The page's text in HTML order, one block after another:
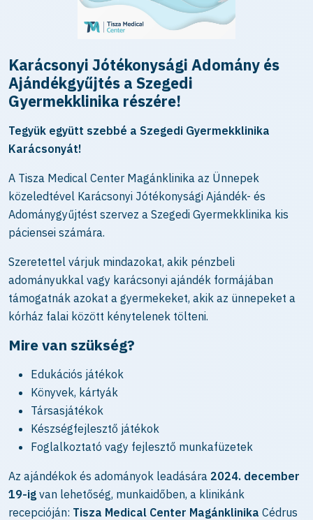
Karácsonyi Jótékonysági Adomány és
Ajándékgyűjtés a Szegedi
Gyermekklinika részére!
Tegyük együtt szebbé a Szegedi Gyermekklinika
Karácsonyát!
A Tisza Medical Center Magánklinika az Ünnepek
közeledtével Karácsonyi Jótékonysági Ajándék- és
Adománygyűjtést szervez a Szegedi Gyermekklinika kis
páciensei számára.
Szeretettel várjuk mindazokat, akik pénzbeli
adományukkal vagy karácsonyi ajándék formájában
támogatnák azokat a gyermekeket, akik az ünnepeket a
kórház falai között kénytelenek tölteni.
Mire van szükség?
Edukációs játékok
Könyvek, kártyák
Társasjátékok
Készségfejlesztő játékok
Foglalkoztató vagy fejlesztő munkafüzetek
Az ajándékok és adományok leadására 2024. december
19-ig van lehetőség, munkaidőben, a klinikánk
recepcióján: Tisza Medical Center Magánklinika Cédrus